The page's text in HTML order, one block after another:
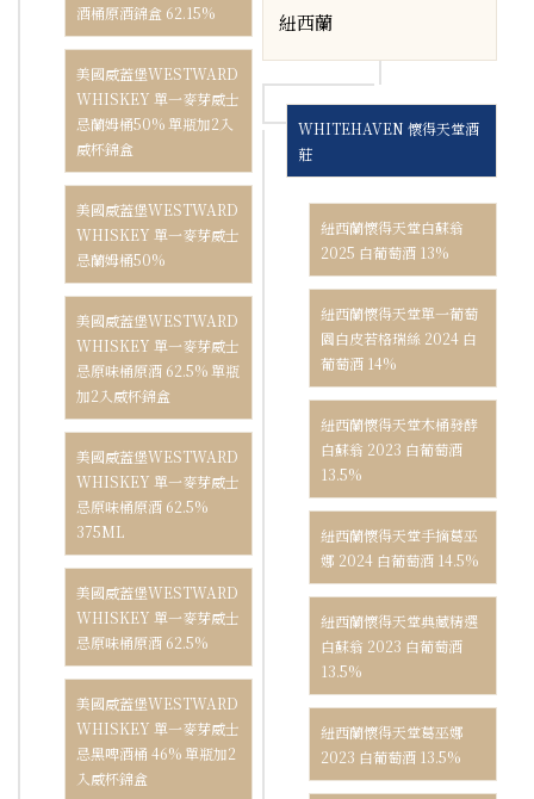
酒桶原酒錦盒 62.15%
美國威蓋堡WESTWARD
WHISKEY 單一麥芽威士
忌蘭姆桶50% 單瓶加2入
威杯錦盒
美國威蓋堡WESTWARD
WHISKEY 單一麥芽威士
忌蘭姆桶50%
美國威蓋堡WESTWARD
WHISKEY 單一麥芽威士
忌原味桶原酒 62.5% 單瓶
加2入威杯錦盒
美國威蓋堡WESTWARD
WHISKEY 單一麥芽威士
忌原味桶原酒 62.5%
375ML
美國威蓋堡WESTWARD
WHISKEY 單一麥芽威士
忌原味桶原酒 62.5%
美國威蓋堡WESTWARD
WHISKEY 單一麥芽威士
忌黑啤酒桶 46% 單瓶加2
入威杯錦盒
紐西蘭
WHITEHAVEN 懷得天堂酒
莊
紐西蘭懷得天堂白蘇翁
2025 白葡萄酒 13%
紐西蘭懷得天堂單一葡萄
園白皮若格瑞絲 2024 白
葡萄酒 14%
紐西蘭懷得天堂木桶發酵
白蘇翁 2023 白葡萄酒
13.5%
紐西蘭懷得天堂手摘葛巫
娜 2024 白葡萄酒 14.5%
紐西蘭懷得天堂典藏精選
白蘇翁 2023 白葡萄酒
13.5%
紐西蘭懷得天堂葛巫娜
2023 白葡萄酒 13.5%